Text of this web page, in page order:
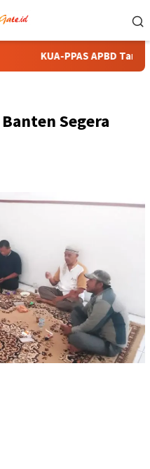
Disepakati, DPRD dan
Segera